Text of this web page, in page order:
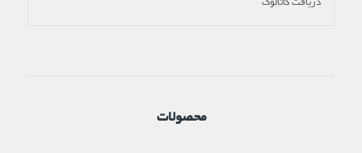
دریافت کاتالوگ
محصولات